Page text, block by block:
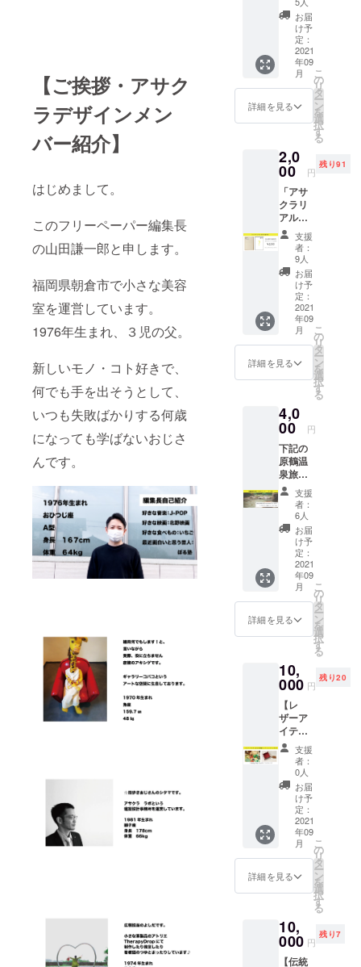
【ご挨拶・アサク
ラデザインメン
バー紹介】
はじめまして。
このフリーペーパー編集長
の山田謙一郎と申します。
福岡県朝倉市で小さな美容
室を運営しています。
1976年生まれ、３児の父。
新しいモノ・コト好きで、
何でも手を出そうとして、
いつも失敗ばかりする何歳
になっても学ばないおじさ
んです。
メッ
セージ
アサク
ラリア
ル記念
すべき
創刊号
です。
創刊号
のテー
「原鶴
温
泉」。
現在、
取材と
制作の
同時進
行で進
めてい
ます。
ぜひ応
援よろ
しくお
願い致
しま
す。 ※9
月まで
ですが
予定よ
り遅く
なるこ
ともご
ざいま
す。ご
了承く
ださ
い。
お届
け予
定：
2021
年09
月
詳細を見る
こ
の
リ
タ
ー
ン
を
選
択
す
る
2,0
00 円
残り91
「アサ
クラリ
アル
試作版
０号
（未公
開）」
と「ア
サクラ
リアル
リア
ル 創
刊号」
＋お礼
メッ
セージ
アサク
ラリア
ル０号
は未公
開の超
レア号
です。
なんと
０号は
表紙と
裏表紙
を逆に
印刷し
てし
まった
という
失態も
サクラ
リアル
らしい
ところ
でもあ
り・・
・。 ぜ
ひ創刊
号と一
緒にお
楽しみ
くださ
い。 応
援よろ
しくお
願い致
しま
刊号発
行予定
ですが
支援
者：
9人
お届
け予
定：
2021
年09
月
詳細を見る
こ
の
リ
タ
ー
ン
を
選
択
す
る
4,0
00 円
下記の
原鶴温
泉旅館
協同組
合加盟
の指定
旅館で
使える
入浴券
（２
枚）で
す。
（指定
旅館：
旅館と
よと
藤荘・
やぐる
ま荘・
ホテル
パーレ
ンス小
野屋・
六峰
舘・泰
泉閣・
原鶴の
舞） ※
入浴チ
ケット
有効期
限は発
行日よ
入浴チ
ケット
は嬉し
支援
者：
6人
お届
け予
定：
2021
年09
月
詳細を見る
こ
の
リ
タ
ー
ン
を
選
択
す
る
10,
000 円
残り20
【レ
ザーア
イテム
作りの
体験
ワーク
ショッ
プレッ
スン】
朝倉市
の小さ
な革製
品のア
トリエ
Therap
y Drop
り 気軽
に参加
できる
お試し
支援
者：
0人
お届
け予
定：
2021
年09
月
詳細を見る
こ
の
リ
タ
ー
ン
を
選
択
す
る
10,
000 円
残り7
【伝統